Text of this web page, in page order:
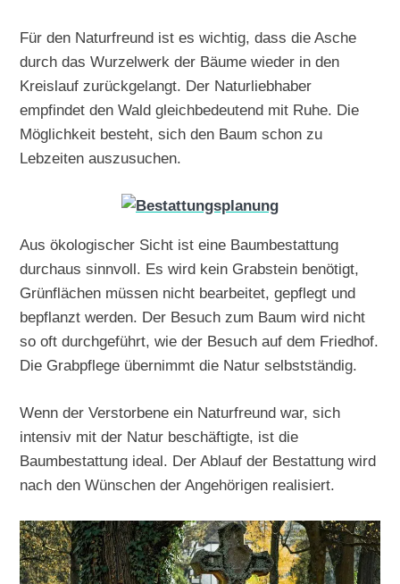
Für den Naturfreund ist es wichtig, dass die Asche
durch das Wurzelwerk der Bäume wieder in den
Kreislauf zurückgelangt. Der Naturliebhaber
empfindet den Wald gleichbedeutend mit Ruhe. Die
Möglichkeit besteht, sich den Baum schon zu
Lebzeiten auszusuchen.
Aus ökologischer Sicht ist eine Baumbestattung
durchaus sinnvoll. Es wird kein Grabstein benötigt,
Grünflächen müssen nicht bearbeitet, gepflegt und
bepflanzt werden. Der Besuch zum Baum wird nicht
so oft durchgeführt, wie der Besuch auf dem Friedhof.
Die Grabpflege übernimmt die Natur selbstständig.
Wenn der Verstorbene ein Naturfreund war, sich
intensiv mit der Natur beschäftigte, ist die
Baumbestattung ideal. Der Ablauf der Bestattung wird
nach den Wünschen der Angehörigen realisiert.